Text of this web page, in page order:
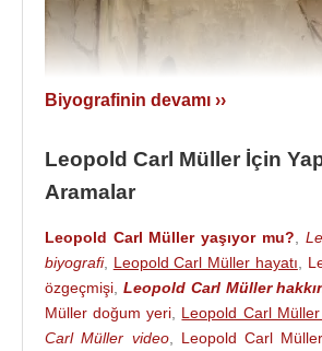
burnous giyen ve sarıklı adam
Leopold Carl Müller
Mısırturunun ilki olan geziye
derinlemesine daldı ve hem
sahneleri hem de bireysel
sonra eğitimine devam ederek,
defalarca ziyaret etti ve adını
Biyografinin devamı ››
Leopold Carl Müller İçin
Aramalar
Leopold Carl Müller yaşıyor mu?
biyografi, Leopold Carl Müller hayatı
özgeçmişi Leopold Carl Müller
Müller doğum yeri
Leopold Carl
Carl Müller video, Leopold Carl